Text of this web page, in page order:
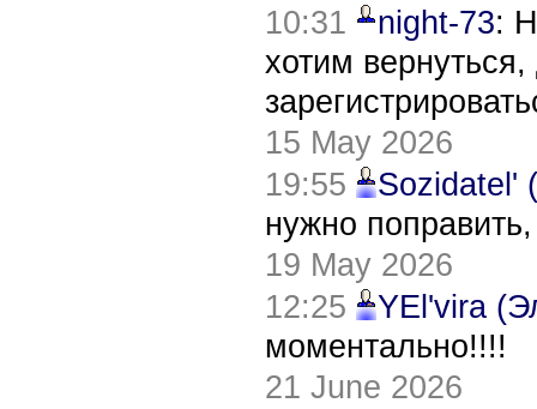
10:31
night-73:
хотим
15 May 2026
19:55
Sozidatel'
нужно
19 May 2026
12:25
YEl'vira
моментально!!!!
21 June 2026